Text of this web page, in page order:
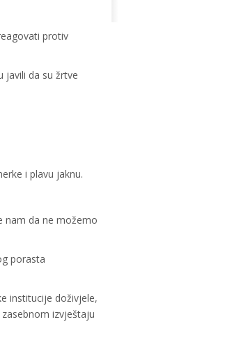
protiv
javili da su žrtve
i plavu jaknu.
nam da ne možemo
porasta
institucije doživjele,
izvještaju